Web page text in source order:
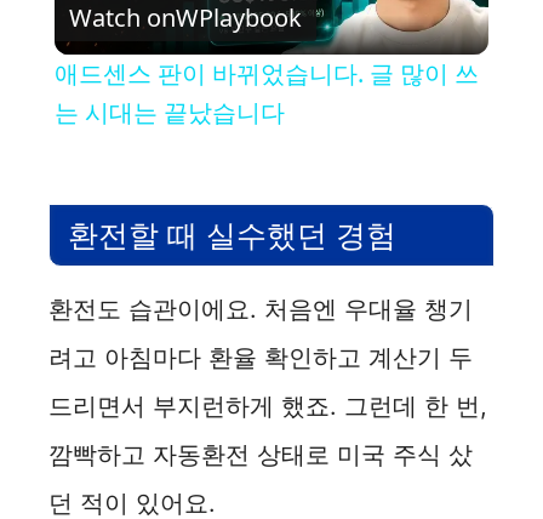
l
a
V
i
d
e
Watch onWPlaybook
애드센스 판이 바뀌었습니다. 글 많이 쓰
는 시대는 끝났습니다
환전할 때 실수했던 경험
환전도 습관이에요. 처음엔 우대율 챙기
려고 아침마다 환율 확인하고 계산기 두
드리면서 부지런하게 했죠. 그런데 한 번,
깜빡하고 자동환전 상태로 미국 주식 샀
던 적이 있어요.